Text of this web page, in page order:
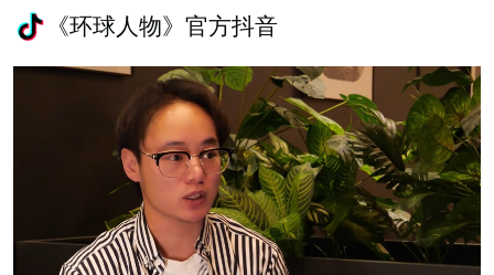
《环球人物》官方抖音